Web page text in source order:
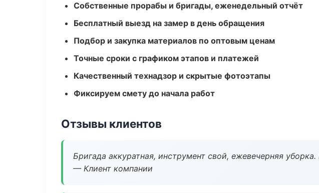
Собственные прорабы и бригады, еженедельный отчёт
Бесплатный выезд на замер в день обращения
Подбор и закупка материалов по оптовым ценам
Точные сроки с графиком этапов и платежей
Качественный технадзор и скрытые фотоэтапы
Фиксируем смету до начала работ
Отзывы клиентов
Бригада аккуратная, инструмент свой, ежевечерняя уборка.
— Клиент компании